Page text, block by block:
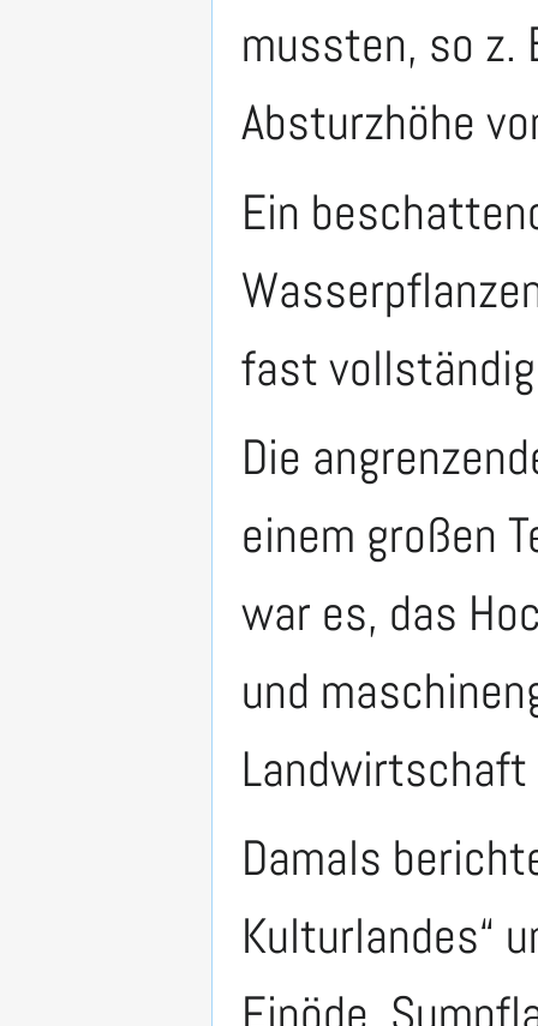
mussten, so z.
Absturzhöhe
Ein
fast
Die
einem großen
war es, das
und
Landwirtschaft
Damals
Kulturlandes“